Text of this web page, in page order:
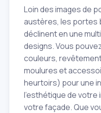
Loin des images de
austères, les portes
déclinent en une
designs. Vous
couleurs,
moulures et
heurtoirs) pour une
l'esthétique de votre
votre façade. Que